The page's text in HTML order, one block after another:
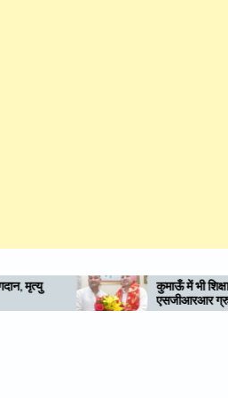
कुमाऊँ में भी शिक्षा-स्वास्थ्य की नई अलख जगाए
एसजीआरआर ग्रुप: राम सिंह कैड़ा